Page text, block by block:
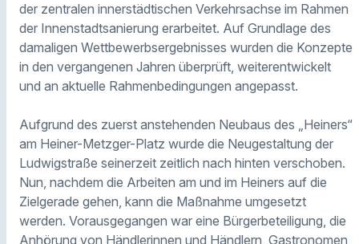
der zentralen innerstädtischen Verkehrsachse im Rahmen
der Innenstadtsanierung erarbeitet. Auf Grundlage des
damaligen Wettbewerbsergebnisses wurden die Konzepte
in den vergangenen Jahren überprüft, weiterentwickelt
und an aktuelle Rahmenbedingungen angepasst.
Aufgrund des zuerst anstehenden Neubaus des „Heiners“
am Heiner-Metzger-Platz wurde die Neugestaltung der
Ludwigstraße seinerzeit zeitlich nach hinten verschoben.
Nun, nachdem die Arbeiten am und im Heiners auf die
Zielgerade gehen, kann die Maßnahme umgesetzt
werden. Vorausgegangen war eine Bürgerbeteiligung, die
Anhörung von Händlerinnen und Händlern, Gastronomen